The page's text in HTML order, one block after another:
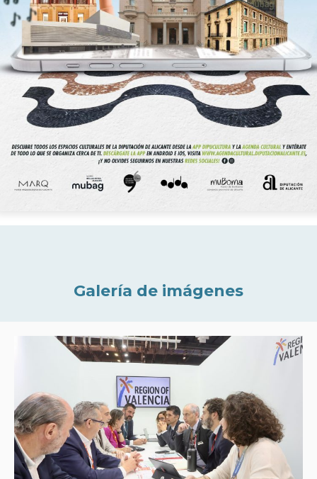
Galería de imágenes